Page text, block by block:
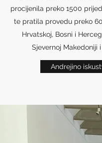
procijenila preko 1500
te pratila provedu preko
Hrvatskoj, Bosni i
Sjevernoj Makedoniji i
Andrejino